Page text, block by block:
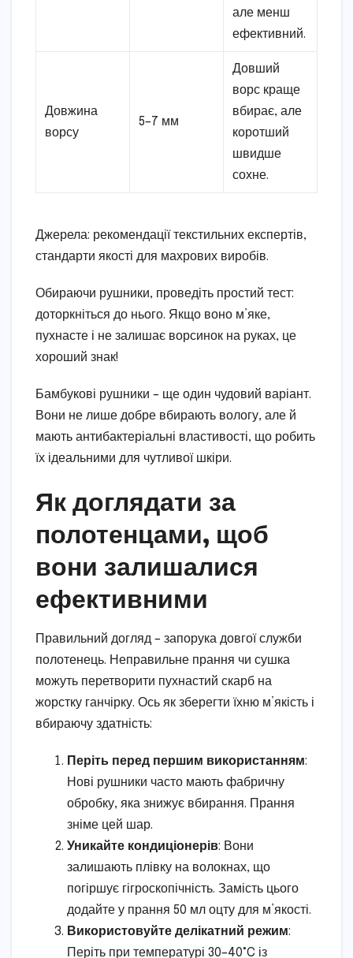
але менш
ефективний.
Довжина
ворсу
5–7 мм
Довший
ворс краще
вбирає, але
коротший
швидше
сохне.
Джерела: рекомендації текстильних експертів,
стандарти якості для махрових виробів.
Обираючи рушники, проведіть простий тест:
доторкніться до нього. Якщо воно м’яке,
пухнасте і не залишає ворсинок на руках, це
хороший знак!
Бамбукові рушники – ще один чудовий варіант.
Вони не лише добре вбирають вологу, але й
мають антибактеріальні властивості, що робить
їх ідеальними для чутливої шкіри.
Як доглядати за
полотенцами, щоб
вони залишалися
ефективними
Правильний догляд – запорука довгої служби
полотенець. Неправильне прання чи сушка
можуть перетворити пухнастий скарб на
жорстку ганчірку. Ось як зберегти їхню м’якість і
вбираючу здатність:
Періть перед першим використанням:
Нові рушники часто мають фабричну
обробку, яка знижує вбирання. Прання
зніме цей шар.
Уникайте кондиціонерів: Вони
залишають плівку на волокнах, що
погіршує гігроскопічність. Замість цього
додайте у прання 50 мл оцту для м’якості.
Використовуйте делікатний режим:
Періть при температурі 30–40°C із